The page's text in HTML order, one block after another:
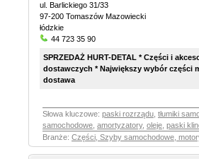
ul. Barlickiego 31/33
97-200 Tomaszów Mazowiecki
łódzkie
44 723 35 90
SPRZEDAŻ HURT-DETAL * Części i
dostawczych * Największy wybór części
dostawa
Słowa kluczowe: paski rozrządu tłumiki
samochodowe amortyzatory, oleje paski
Branże: Części, Szyby samochodowe,